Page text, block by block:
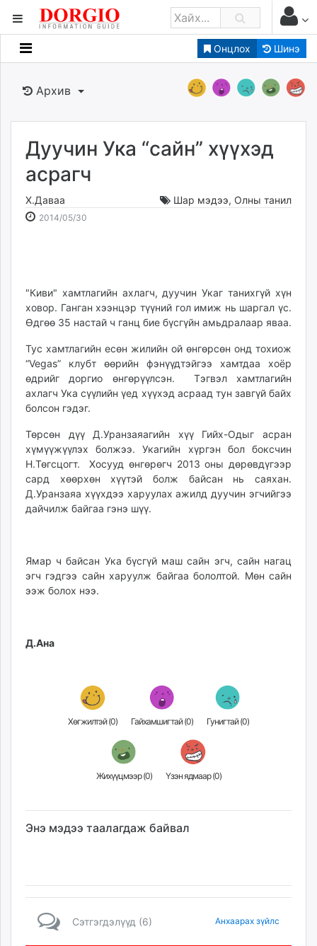
Онцлох Шинэ
Мэдээллийн
Банк санхүү
Бизнес ААН
Төрийн
Нийслэлийн
dorgio.mn
Gogo.mn
Baabar.mn
tovch.mn
ikon.mn
mnb.mn
Livetv.mn
Eguur.mn
24tsag.mn
eagle.mn
ergelt.mn
zarig.mn
today.mn
zuv.mn
urlag.mn
unen.mn
asu.mn
unuudur.mn
unegui.mn
unread.today
Архив
Дуучин Ука “сайн” хүүхэд
асрагч
Х.Даваа Шар мэдээ, Олны танил
2014/05/30
"Киви" хамтлагийн ахлагч, дуучин Укаг танихгүй хүн
ховор. Ганган хээнцэр түүний гол имиж нь шаргал үс.
Өдгөө 35 настай ч ганц бие бүсгүйн амьдралаар яваа.
Тус хамтлагийн есөн жилийн ой өнгөрсөн онд тохиож
“Vegas” клубт өөрийн фэнүүдтэйгээ хамтдаа хоёр
өдрийг доргио өнгөрүүлсэн. Тэгвэл хамтлагийн
ахлагч Ука сүүлийн үед хүүхэд асраад тун завгүй байх
болсон гэдэг.
Төрсөн дүү Д.Уранзаяагийн хүү Гийх-Одыг асран
хүмүүжүүлэх болжээ. Укагийн хүргэн бол боксчин
Н.Төгсцогт. Хосууд өнгөрөгч 2013 оны дөрөвдүгээр
сард хөөрхөн хүүтэй болж байсан нь саяхан.
Д.Уранзаяа хүүхдээ харуулах ажилд дуучин эгчийгээ
дайчилж байгаа гэнэ шүү.
Ямар ч байсан Ука бүсгүй маш сайн эгч, сайн нагац
эгч гэдгээ сайн харуулж байгаа бололтой. Мөн сайн
ээж болох нээ.
Д.Ана
Хөгжилтэй (0) Гайхамшигтай (0) Гунигтай (0)
Жихүүцмээр (0) Үзэн ядмаар (0)
Энэ мэдээ таалагдаж байвал
Сэтгэгдэлүүд (6) Анхаарах зүйлс